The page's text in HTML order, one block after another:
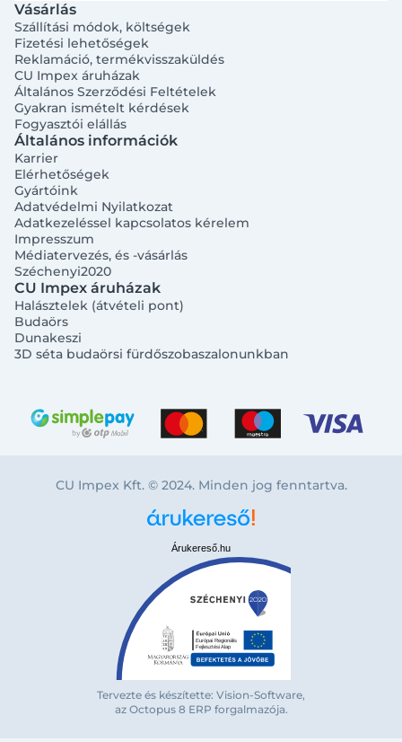
Bejelentkezés e-mail-címmel
Vásárlás
Szállítási módok, költségek
Fizetési lehetőségek
Reklamáció, termékvisszaküldés
CU Impex áruházak
Általános Szerződési Feltételek
Gyakran ismételt kérdések
Fogyasztói elállás
Általános információk
Karrier
Elérhetőségek
Gyártóink
Adatvédelmi Nyilatkozat
Adatkezeléssel kapcsolatos kérelem
Impresszum
Médiatervezés, és -vásárlás
Széchenyi2020
CU Impex áruházak
Halásztelek (átvételi pont)
Budaörs
Dunakeszi
3D séta budaörsi fürdőszobaszalonunkban
CU Impex Kft. © 2024. Minden jog fenntartva.
Árukereső.hu
Tervezte és készítette: Vision-Software,
az Octopus 8 ERP forgalmazója.